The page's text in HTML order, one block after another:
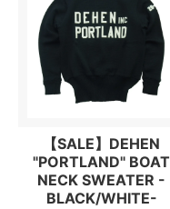
【SALE】DEHEN
"PORTLAND" BOAT
NECK SWEATER -
BLACK/WHITE-